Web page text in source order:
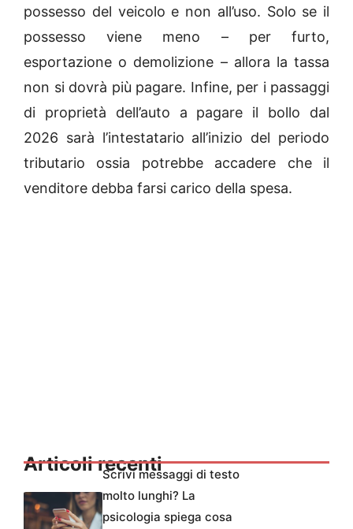
possesso del veicolo e non all’uso. Solo se il
possesso viene meno – per furto,
esportazione o demolizione – allora la tassa
non si dovrà più pagare. Infine, per i passaggi
di proprietà dell’auto a pagare il bollo dal
2026 sarà l’intestatario all’inizio del periodo
tributario ossia potrebbe accadere che il
venditore debba farsi carico della spesa.
Articoli recentiScrivi messaggi di testo
molto lunghi? La
psicologia spiega cosa